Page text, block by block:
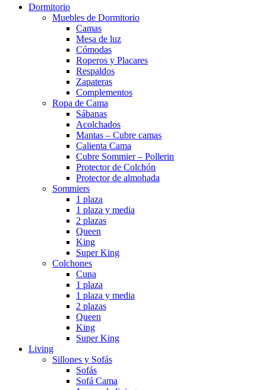
Dormitorio
Muebles de Dormitorio
Camas
Mesa de luz
Cómodas
Roperos y Placares
Respaldos
Zapateras
Complementos
Ropa de Cama
Sábanas
Acolchados
Mantas – Cubre camas
Calienta Cama
Cubre Sommier – Pollerin
Protector de Colchón
Protector de almohada
Sommiers
1 plaza
1 plaza y media
2 plazas
Queen
King
Super King
Colchones
Cuna
1 plaza
1 plaza y media
2 plazas
Queen
King
Super King
Living
Sillones y Sofás
Sofás
Sofá Cama